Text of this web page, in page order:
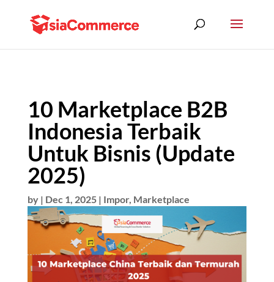
10 Marketplace B2B
Indonesia Terbaik
Untuk Bisnis (Update
2025)
by | Dec 1, 2025| Impor, Marketplace